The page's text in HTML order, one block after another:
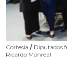
Cortesía / Diputados
Ricardo Monreal